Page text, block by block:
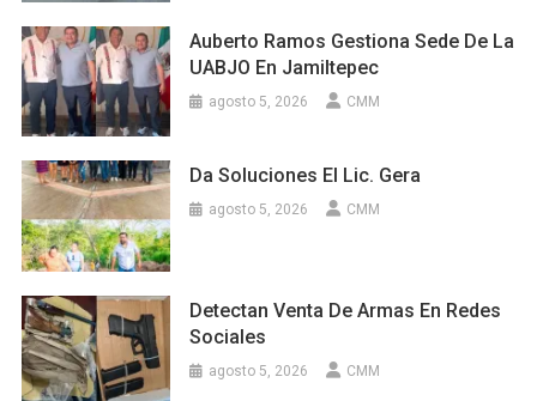
Auberto Ramos Gestiona Sede De La
UABJO En Jamiltepec
agosto 5, 2026 CMM
Da Soluciones El Lic. Gera
agosto 5, 2026 CMM
Detectan Venta De Armas En Redes
Sociales
agosto 5, 2026 CMM